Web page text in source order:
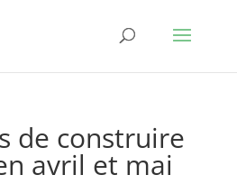
de construire
avril et mai